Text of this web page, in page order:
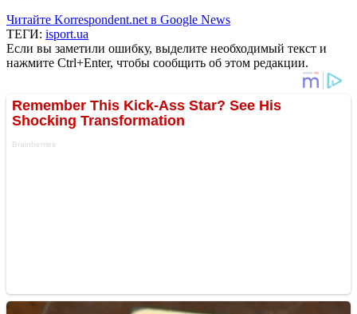
Читайте Korrespondent.net в Google News
ТЕГИ: isport.ua
Если вы заметили ошибку, выделите необходимый текст и
нажмите Ctrl+Enter, чтобы сообщить об этом редакции.